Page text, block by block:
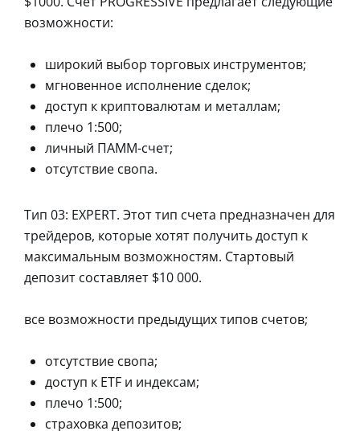
возможности:
широкий выбор торговых инструментов;
мгновенное исполнение сделок;
доступ к криптовалютам и металлам;
плечо 1:500;
личный ПАММ-счет;
отсутствие свопа.
Тип 03: EXPERT. Этот тип счета предназначен для
трейдеров, которые хотят получить доступ к
максимальным возможностям. Стартовый
депозит составляет $10 000.
все возможности предыдущих типов счетов;
отсутствие свопа;
доступ к ETF и индексам;
плечо 1:500;
страховка депозитов;